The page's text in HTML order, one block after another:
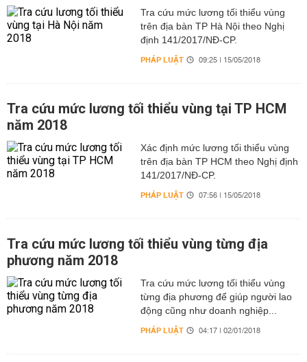
Tra cứu mức lương tối thiểu vùng
trên địa bàn TP Hà Nội theo Nghị
định 141/2017/NĐ-CP.
PHÁP LUẬT 09:25 | 15/05/2018
Tra cứu mức lương tối thiểu vùng tại TP HCM
năm 2018
Xác định mức lương tối thiểu vùng
trên địa bàn TP HCM theo Nghị định
141/2017/NĐ-CP.
PHÁP LUẬT 07:56 | 15/05/2018
Tra cứu mức lương tối thiểu vùng từng địa
phương năm 2018
Tra cứu mức lương tối thiểu vùng
từng địa phương để giúp người lao
động cũng như doanh nghiệp...
PHÁP LUẬT 04:17 | 02/01/2018